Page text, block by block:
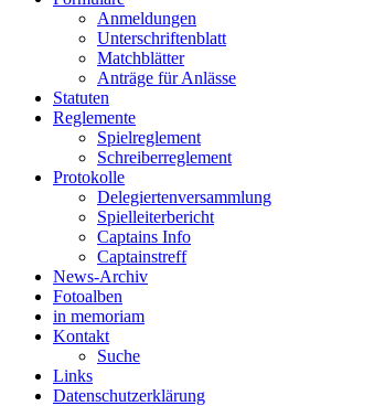
Anmeldungen
Unterschriftenblatt
Matchblätter
Anträge für Anlässe
Statuten
Reglemente
Spielreglement
Schreiberreglement
Protokolle
Delegiertenversammlung
Spielleiterbericht
Captains Info
Captainstreff
News-Archiv
Fotoalben
in memoriam
Kontakt
Suche
Links
Datenschutzerklärung